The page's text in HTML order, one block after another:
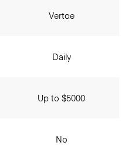
Vertoe
Daily
Up to $5000
No